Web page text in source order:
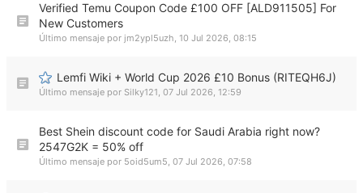
Verified Temu Coupon Code £100 OFF [ALD911505] For
New Customers
Último mensaje por jm2ypl5uzh, 10 Jul 2026, 08:15
Lemfi Wiki + World Cup 2026 £10 Bonus (RITEQH6J)
Último mensaje por Silky121, 07 Jul 2026, 12:59
Best Shein discount code for Saudi Arabia right now?
2547G2K = 50% off
Último mensaje por 5oid5um5, 07 Jul 2026, 07:58